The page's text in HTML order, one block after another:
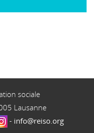
sociale
Lausanne
- info@reiso.org